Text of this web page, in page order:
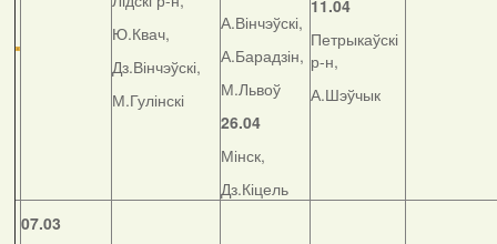
Ю.Квач,
Дз.Вінчэўскі,
М.Гулінскі
А.Вінчэўскі,
А.Барадзін,
М.Львоў
26.04
Мінск,
Дз.Кіцель
11.04
Петрыкаўскі
р-н,
А.Шэўчык
07.03